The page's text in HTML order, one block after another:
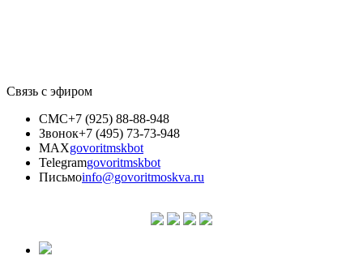
Связь с эфиром
СМС+7 (925) 88-88-948
Звонок+7 (495) 73-73-948
MAXgovoritmskbot
Telegramgovoritmskbot
Письмоinfo@govoritmoskva.ru